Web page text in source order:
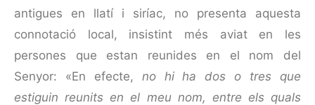
antigues en llatí i siríac, no presenta aquesta
connotació local, insistint més aviat en les
persones que estan reunides en el nom del
Senyor: «En efecte, no hi ha dos o tres que
estiguin reunits en el meu nom, entre els quals